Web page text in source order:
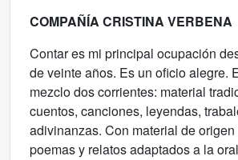
COMPAÑÍA CRISTINA VERBENA
Contar es mi principal ocupación
de veinte años. Es un oficio alegre.
mezclo dos corrientes: material
cuentos, canciones, leyendas,
adivinanzas. Con material de origen
poemas y relatos adaptados a la